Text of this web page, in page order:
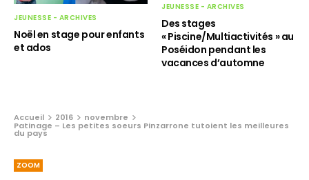
JEUNESSE - ARCHIVES
Noël en stage pour enfants
et ados
JEUNESSE - ARCHIVES
Des stages
« Piscine/Multiactivités » au
Poséidon pendant les
vacances d’automne
Accueil 2016 novembre
Patinage – Les petites soeurs Pinzarrone tutoient les meilleures
du pays
ZOOM